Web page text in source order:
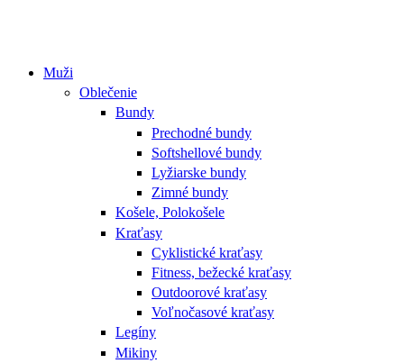
Muži
Oblečenie
Bundy
Prechodné bundy
Softshellové bundy
Lyžiarske bundy
Zimné bundy
Košele, Polokošele
Kraťasy
Cyklistické kraťasy
Fitness, bežecké kraťasy
Outdoorové kraťasy
Voľnočasové kraťasy
Legíny
Mikiny